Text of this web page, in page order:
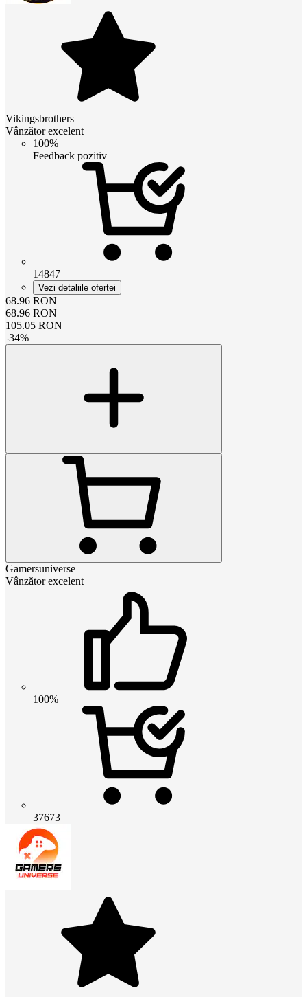
Vikingsbrothers
Vânzător excelent
100%
Feedback pozitiv
14847
Vezi detaliile ofertei
68.96 RON
68.96 RON
105.05 RON
-34%
Gamersuniverse
Vânzător excelent
100%
37673